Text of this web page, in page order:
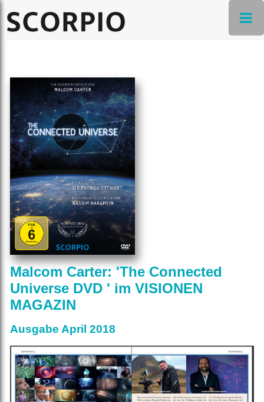
Malcom Carter: 'The Connected
Universe DVD ' im VISIONEN
MAGAZIN
Ausgabe April 2018